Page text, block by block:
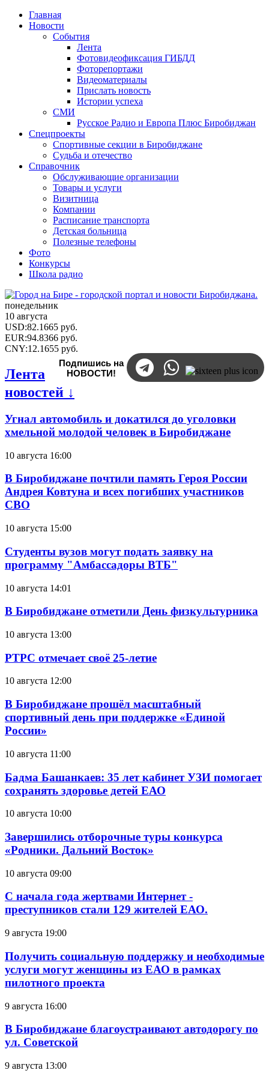
Главная
Новости
События
Лента
Фотовидеофиксация ГИБДД
Фоторепортажи
Видеоматериалы
Прислать новость
Истории успеха
СМИ
Русское Радио и Европа Плюс Биробиджан
Спецпроекты
Спортивные секции в Биробиджане
Судьба и отечество
Справочник
Обслуживающие организации
Товары и услуги
Визитница
Компании
Расписание транспорта
Детская больница
Полезные телефоны
Фото
Конкурсы
Школа радио
понедельник
10 августа
USD:82.1665 руб.
EUR:94.8366 руб.
CNY:12.1655 руб.
Подпишись на
НОВОСТИ!
Лента
новостей ↓
Угнал автомобиль и докатился до уголовки
хмельной молодой человек в Биробиджане
10 августа 16:00
В Биробиджане почтили память Героя России
Андрея Ковтуна и всех погибших участников
СВО
10 августа 15:00
Студенты вузов могут подать заявку на
программу "Амбассадоры ВТБ"
10 августа 14:01
В Биробиджане отметили День физкультурника
10 августа 13:00
РТРС отмечает своё 25-летие
10 августа 12:00
В Биробиджане прошёл масштабный
спортивный день при поддержке «Единой
России»
10 августа 11:00
Бадма Башанкаев: 35 лет кабинет УЗИ помогает
сохранять здоровье детей ЕАО
10 августа 10:00
Завершились отборочные туры конкурса
«Родники. Дальний Восток»
10 августа 09:00
С начала года жертвами Интернет -
преступников стали 129 жителей ЕАО.
9 августа 19:00
Получить социальную поддержку и необходимые
услуги могут женщины из ЕАО в рамках
пилотного проекта
9 августа 16:00
В Биробиджане благоустраивают автодорогу по
ул. Советской
9 августа 13:00